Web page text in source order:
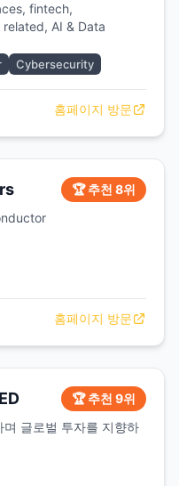
fintech,
AI & Data
Cybersecurity
홈페이지 방문
🏆 추천 8위
홈페이지 방문
🏆 추천 9위
글로벌 투자를 지향하